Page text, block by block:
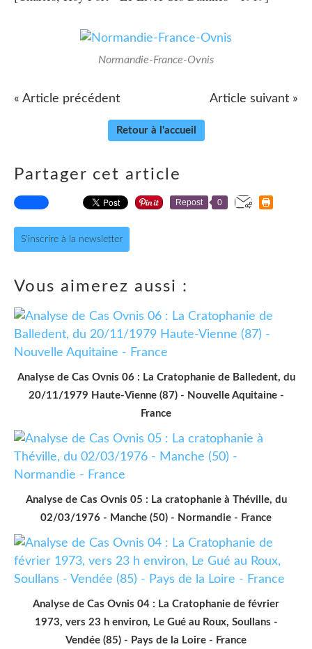
Normandie-France-Ovnis
« Article précédent Article suivant »
Retour à l'accueil
Partager cet article
Repost 0
S'inscrire à la newsletter
Vous aimerez aussi :
Analyse de Cas Ovnis 06 : La Cratophanie de Balledent, du
20/11/1979 Haute-Vienne (87) - Nouvelle Aquitaine -
France
Analyse de Cas Ovnis 05 : La cratophanie à Théville, du
02/03/1976 - Manche (50) - Normandie - France
Analyse de Cas Ovnis 04 : La Cratophanie de février
1973, vers 23 h environ, Le Gué au Roux, Soullans -
Vendée (85) - Pays de la Loire - France